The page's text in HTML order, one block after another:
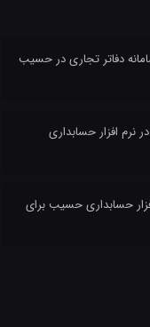
دفاتر تجاری در حسیب
نرم افزار حسابداری
حسابداری حسیب برای